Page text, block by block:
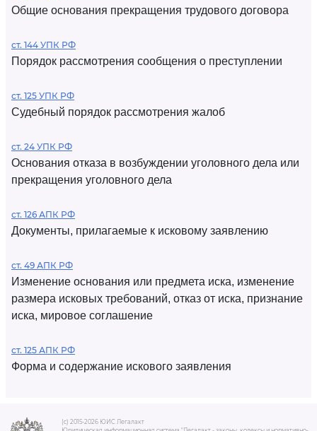
Общие основания прекращения трудового договора
ст. 144 УПК РФ
Порядок рассмотрения сообщения о преступлении
ст. 125 УПК РФ
Судебный порядок рассмотрения жалоб
ст. 24 УПК РФ
Основания отказа в возбуждении уголовного дела или
прекращения уголовного дела
ст. 126 АПК РФ
Документы, прилагаемые к исковому заявлению
ст. 49 АПК РФ
Изменение основания или предмета иска, изменение
размера исковых требований, отказ от иска, признание
иска, мировое соглашение
ст. 125 АПК РФ
Форма и содержание искового заявления
(c) 2015-2026 ЮИС Легалакт